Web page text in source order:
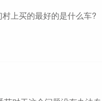
上买的最好的是什么车?